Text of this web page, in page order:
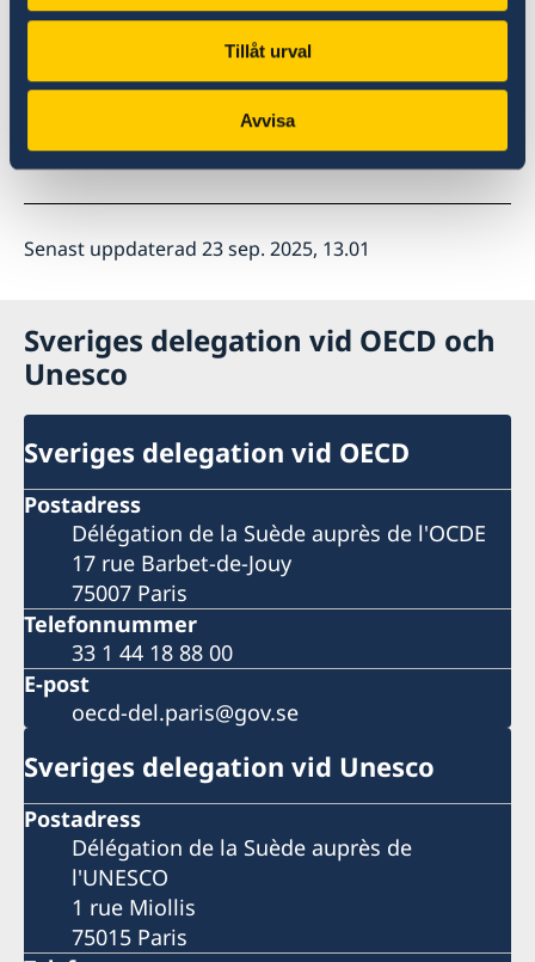
Tillåt urval
Avvisa
grund för framtida tillväxt. Rapporten bjuder in
till fortsatt dialog om hur vi tillsammans kan
stärka den globala ekonomin.
Läs mer på OECD:s hemsida
Senast uppdaterad 23 sep. 2025, 13.01
Sveriges delegation vid OECD och
Unesco
Sveriges delegation vid OECD
Postadress
Délégation de la Suède auprès de l'OCDE
17 rue Barbet-de-Jouy
75007 Paris
Telefonnummer
33 1 44 18 88 00
E-post
oecd-del.paris@gov.se
Sveriges delegation vid Unesco
Postadress
Délégation de la Suède auprès de
l'UNESCO
1 rue Miollis
75015 Paris